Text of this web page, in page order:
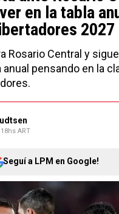
en la tabla
2027
Rosario Central y
anual pensando en la
ART
Seguí a LPM en Google!